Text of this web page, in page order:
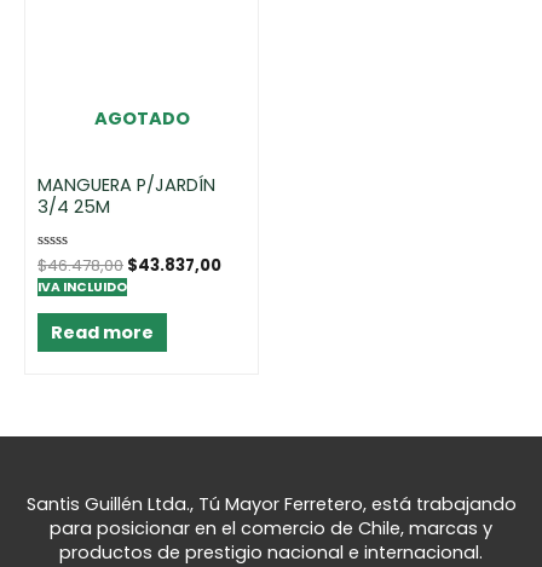
AGOTADO
MANGUERA P/JARDÍN
3/4 25M
Rated
0
out
$46.478,00 $43.837,00
IVA INCLUIDO
Read more
Santis Guillén Ltda., Tú Mayor Ferretero, está trabajando
para posicionar en el comercio de Chile, marcas y
productos de prestigio nacional e internacional.